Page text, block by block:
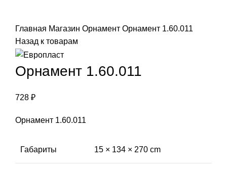
Главная Магазин Орнамент Орнамент 1.60.011
Назад к товарам
Орнамент 1.60.011
728 ₽
Орнамент 1.60.011
Габариты 15 × 134 × 270 cm